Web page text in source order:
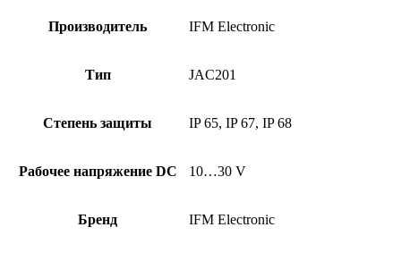
Производитель IFM Electronic
Тип JAC201
Степень защиты IP 65, IP 67, IP 68
Рабочее напряжение DC 10…30 V
Бренд IFM Electronic